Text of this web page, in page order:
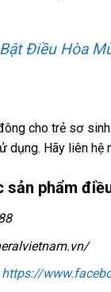
Bật Điều Hòa
cho trẻ sơ
dụng. Hãy liên
sản phẩm
https://